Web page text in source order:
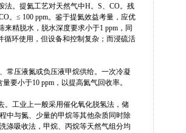
。提氦工艺对天然气中H。S、CO。残
。≤ 100 ppm。鉴于提氦效益考量，应优
精脱水，脱水深度要求小于1 ppm，同
循环使用，但设备和控制复杂；而浸硫活
常压液氮或负压液甲烷供给。一次冷凝
要小于10 ppm，以提高氦气回收率。
。工业上一般采用催化氧化脱氢法，储
中与氮、少量的甲烷等其他杂质同时除
涤吸收法，甲烷、丙烷等天然气组分均